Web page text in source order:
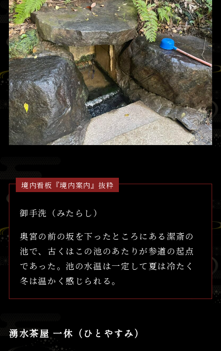
境内看板『境内案内』抜粋
御手洗（みたらし）
奥宮の前の坂を下ったところにある潔斎の
池で、古くはこの池のあたりが参道の起点
であった。池の水温は一定して夏は冷たく
冬は温かく感じられる。
湧水茶屋 一休（ひとやすみ）